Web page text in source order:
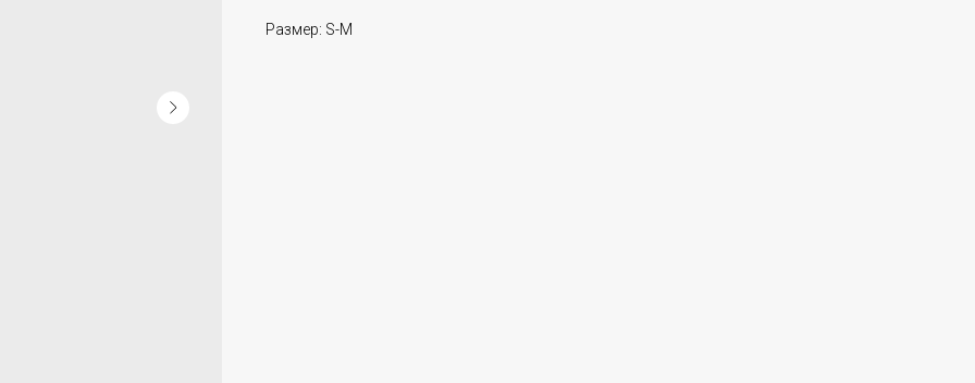
Размер: S-M